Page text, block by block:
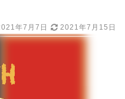
年7月7日 2021年7月15日